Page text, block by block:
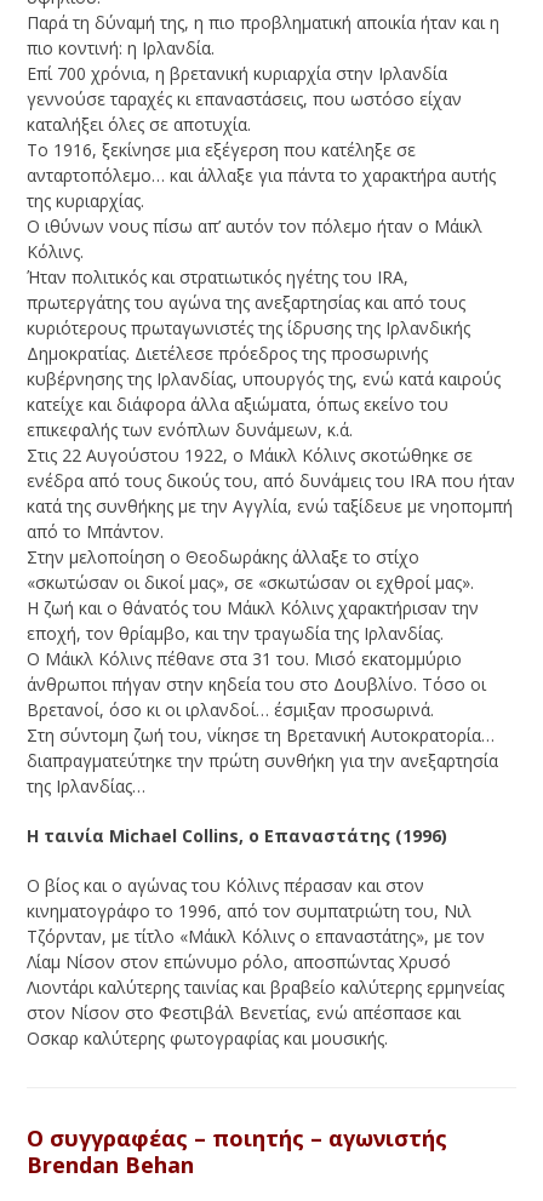
Παρά τη δύναμή της, η πιο προβληματική αποικία ήταν και η
πιο κοντινή: η Ιρλανδία.
Επί 700 χρόνια, η βρετανική κυριαρχία στην Ιρλανδία
γεννούσε ταραχές κι επαναστάσεις, που ωστόσο είχαν
καταλήξει όλες σε αποτυχία.
Το 1916, ξεκίνησε μια εξέγερση που κατέληξε σε
ανταρτοπόλεμο… και άλλαξε για πάντα το χαρακτήρα αυτής
της κυριαρχίας.
O ιθύνων νους πίσω απ’ αυτόν τον πόλεμο ήταν ο Μάικλ
Κόλινς.
Ήταν πολιτικός και στρατιωτικός ηγέτης του IRA,
πρωτεργάτης του αγώνα της ανεξαρτησίας και από τους
κυριότερους πρωταγωνιστές της ίδρυσης της Ιρλανδικής
Δημοκρατίας. Διετέλεσε πρόεδρος της προσωρινής
κυβέρνησης της Ιρλανδίας, υπουργός της, ενώ κατά καιρούς
κατείχε και διάφορα άλλα αξιώματα, όπως εκείνο του
επικεφαλής των ενόπλων δυνάμεων, κ.ά.
Στις 22 Αυγούστου 1922, ο Μάικλ Κόλινς σκοτώθηκε σε
ενέδρα από τους δικούς του, από δυνάμεις του IRA που ήταν
κατά της συνθήκης με την Αγγλία, ενώ ταξίδευε με νηοπομπή
από το Μπάντον.
Στην μελοποίηση ο Θεοδωράκης άλλαξε το στίχο
«σκωτώσαν οι δικοί μας», σε «σκωτώσαν οι εχθροί μας».
Η ζωή και ο θάνατός του Μάικλ Κόλινς χαρακτήρισαν την
εποχή, τον θρίαμβο, και την τραγωδία της Ιρλανδίας.
O Μάικλ Κόλινς πέθανε στα 31 του. Μισό εκατομμύριο
άνθρωποι πήγαν στην κηδεία του στο Δουβλίνο. Tόσο οι
Βρετανοί, όσο κι οι ιρλανδοί… έσμιξαν προσωρινά.
Στη σύντομη ζωή του, νίκησε τη Βρετανική Αυτοκρατορία…
διαπραγματεύτηκε την πρώτη συνθήκη για την ανεξαρτησία
της Ιρλανδίας…
Η ταινία Michael Collins, ο Επαναστάτης (1996)
Ο βίος και ο αγώνας του Κόλινς πέρασαν και στον
κινηματογράφο το 1996, από τον συμπατριώτη του, Νιλ
Τζόρνταν, με τίτλο «Μάικλ Κόλινς ο επαναστάτης», με τον
Λίαμ Νίσον στον επώνυμο ρόλο, αποσπώντας Χρυσό
Λιοντάρι καλύτερης ταινίας και βραβείο καλύτερης ερμηνείας
στον Νίσον στο Φεστιβάλ Βενετίας, ενώ απέσπασε και
Οσκαρ καλύτερης φωτογραφίας και μουσικής.
Ο συγγραφέας – ποιητής – αγωνιστής
Brendan Behan